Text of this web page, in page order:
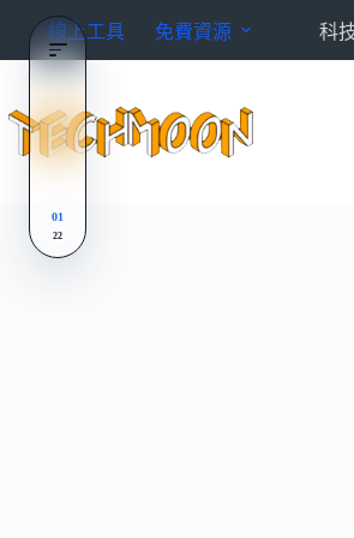
內
線上工具 免費資源 科
01
22